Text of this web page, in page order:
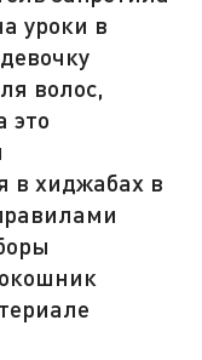
уроки в
волос,
это
в хиджабах в